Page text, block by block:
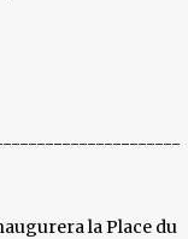
la Place du